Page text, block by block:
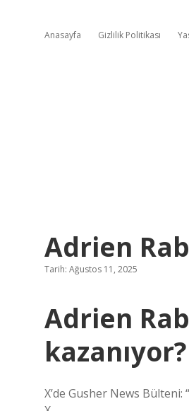
Anasayfa Gizlilik Politikası
Adrien
Tarih: Ağustos 11, 2025
Adrien
kazanıyor?
X’de Gusher News Bülteni: